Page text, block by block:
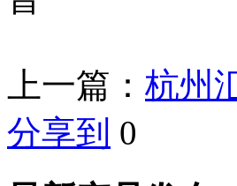
上一篇： 杭州
分享到 0